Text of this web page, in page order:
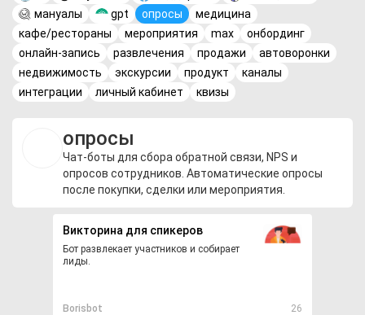
мануалы
gpt опросы
медицина
кафе/рестораны
мероприятия max
онбординг
онлайн-запись
развлечения продажи
автоворонки
недвижимость
экскурсии продукт
каналы
интеграции
личный кабинет квизы
опросы
Чат-боты для сбора обратной связи, NPS и
опросов сотрудников. Автоматические опросы
после покупки, сделки или мероприятия.
Викторина для спикеров
Бот развлекает участников и собирает
лиды.
Borisbot 26